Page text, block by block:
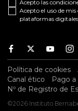
Acepto las
Acepto el uso de
plataformas
Facebook
TwitterYoutube
Política de cookies
Canal ético
Pago
Nº de Registro de
©2026 Instituto